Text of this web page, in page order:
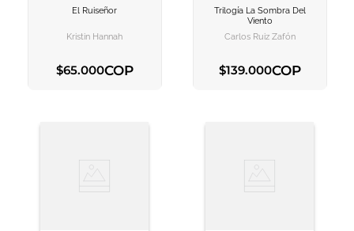
El Ruiseñor
Kristin Hannah
$65.000COP
AGREGAR AL
Trilogía La Sombra Del
Viento
Carlos Ruiz Zafón
$139.000COP